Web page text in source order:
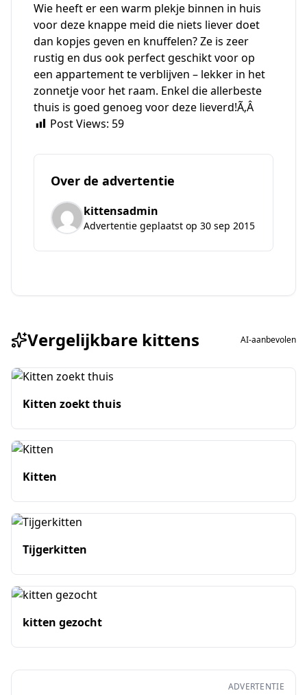
Wie heeft er een warm plekje binnen in huis
voor deze knappe meid die niets liever doet
dan kopjes geven en knuffelen? Ze is zeer
rustig en dus ook perfect geschikt voor op
een appartement te verblijven – lekker in het
zonnetje voor het raam. Enkel die allerbeste
thuis is goed genoeg voor deze lieverd!Ã‚Â
Post Views: 59
Over de advertentie
kittensadmin
Advertentie geplaatst op 30 sep 2015
Vergelijkbare kittens AI-aanbevolen
Kitten zoekt thuis
Kitten
Tijgerkitten
kitten gezocht
ADVERTENTIE